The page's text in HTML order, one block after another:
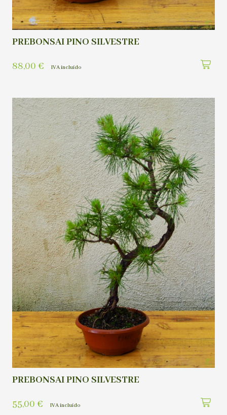
PREBONSAI PINO SILVESTRE
88,00 € IVA incluído
PREBONSAI PINO SILVESTRE
55,00 € IVA incluído